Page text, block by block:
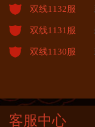
双线1132服
双线1131服
双线1130服
客服中心